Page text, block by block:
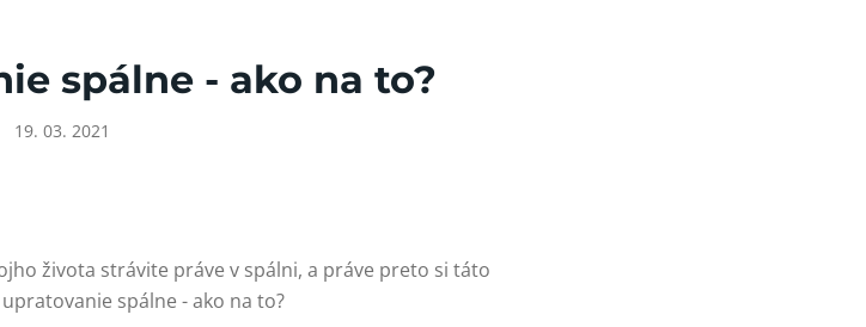
spálne - ako na to?
19. 03. 2021
života strávite práve v spálni, a práve preto si táto
spálne - ako na to?